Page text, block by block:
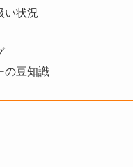
い状況
の豆知識